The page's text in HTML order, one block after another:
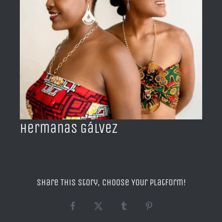
ACERCA DE
CONTACTO
Hermanas Gálvez
Share This Story, Choose Your Platform!
Facebook
X TumblrPinterest